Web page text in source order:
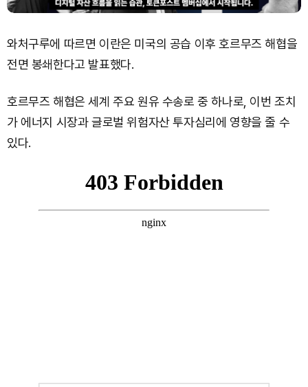
와처구루에 따르면 이란은 미국의 공습 이후 호르무즈 해협을
전면 봉쇄한다고 발표했다.
호르무즈 해협은 세계 주요 원유 수송로 중 하나로, 이번 조치
가 에너지 시장과 글로벌 위험자산 투자심리에 영향을 줄 수
있다.